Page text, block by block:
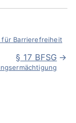
Barrierefreiheit
§ 17 BFSG